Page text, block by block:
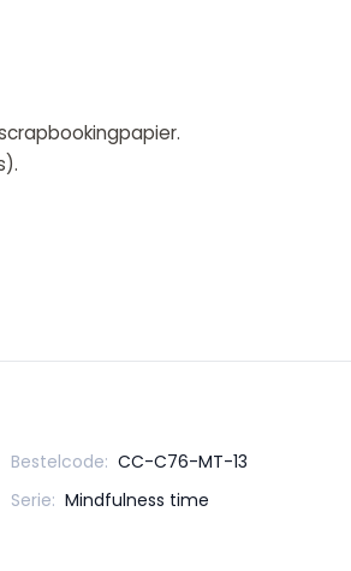
Bestelcode: CC-C76-MT-13
Serie: Mindfulness time